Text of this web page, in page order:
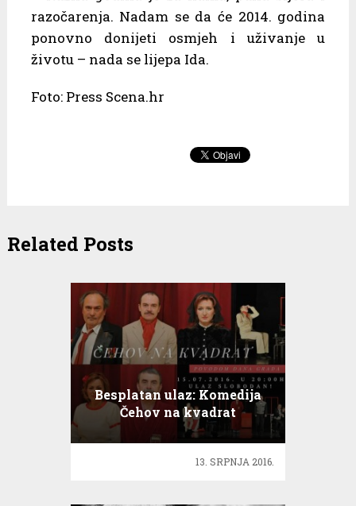
razočarenja. Nadam se da će 2014. godina
ponovno donijeti osmjeh i uživanje u
životu – nada se lijepa Ida.
Foto: Press Scena.hr
Related Posts
Besplatan ulaz: Komedija
Čehov na kvadrat
13. SRPNJA 2016.